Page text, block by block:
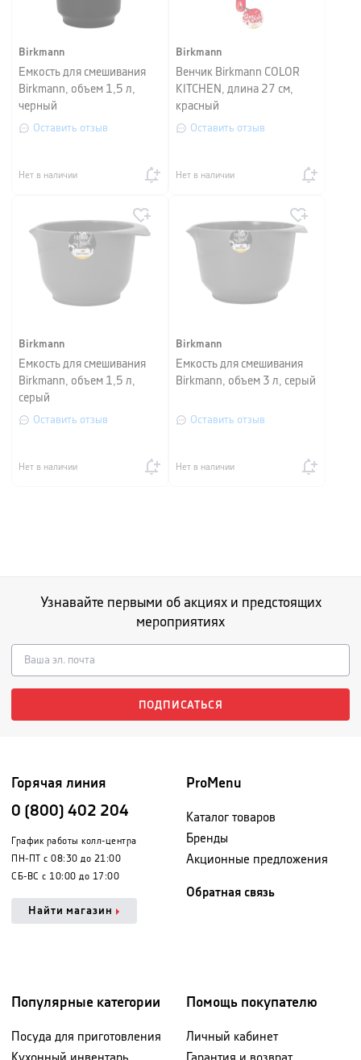
Birkmann
Емкость для смешивания
Birkmann, объем 1,5 л,
черный
Оставить отзыв
Нет в наличии
Birkmann
Венчик Birkmann COLOR
KITCHEN, длина 27 см,
красный
Оставить отзыв
Нет в наличии
Birkmann
Емкость для смешивания
Birkmann, объем 1,5 л,
серый
Оставить отзыв
Нет в наличии
Birkmann
Емкость для смешивания
Birkmann, объем 3 л, серый
Оставить отзыв
Нет в наличии
Узнавайте первыми об акциях и предстоящих
мероприятиях
ПОДПИСАТЬСЯ
Горячая линия
0 (800) 402 204
График работы колл-центра
ПН-ПТ с 08:30 до 21:00
СБ-ВС с 10:00 до 17:00
Найти магазин
ProMenu
Каталог товаров
Бренды
Акционные предложения
Обратная связь
Популярные категории
Посуда для приготовления
Помощь покупателю
Личный кабинет